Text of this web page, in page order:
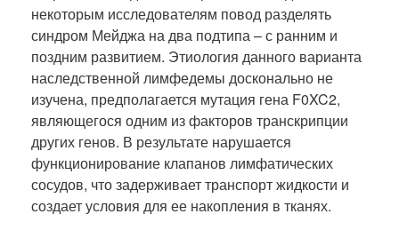
некоторым исследователям повод разделять
синдром Мейджа на два подтипа – с ранним и
поздним развитием. Этиология данного варианта
наследственной лимфедемы досконально не
изучена, предполагается мутация гена F0XC2,
являющегося одним из факторов транскрипции
других генов. В результате нарушается
функционирование клапанов лимфатических
сосудов, что задерживает транспорт жидкости и
создает условия для ее накопления в тканях.